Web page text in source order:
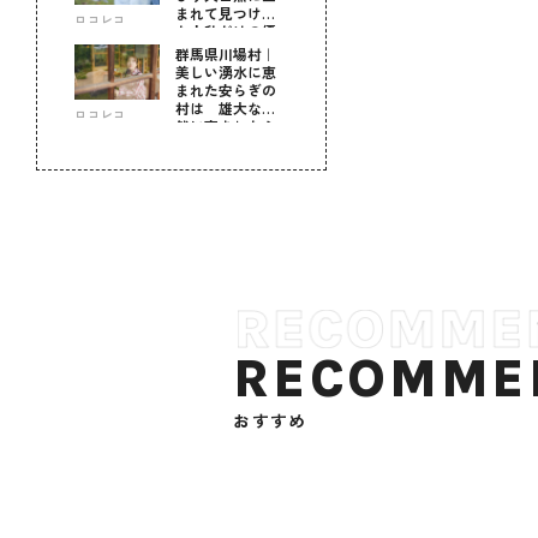
ロコレコ
まれて見つけ
た！私だけの優
しい自分時間
ロコレコ
群馬県川場村｜
美しい湧水に恵
まれた安らぎの
村は 雄大な自
然に育まれた心
おすすめ